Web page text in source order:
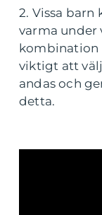
2. Vissa
varma under
kombination
viktigt att
andas och
detta.